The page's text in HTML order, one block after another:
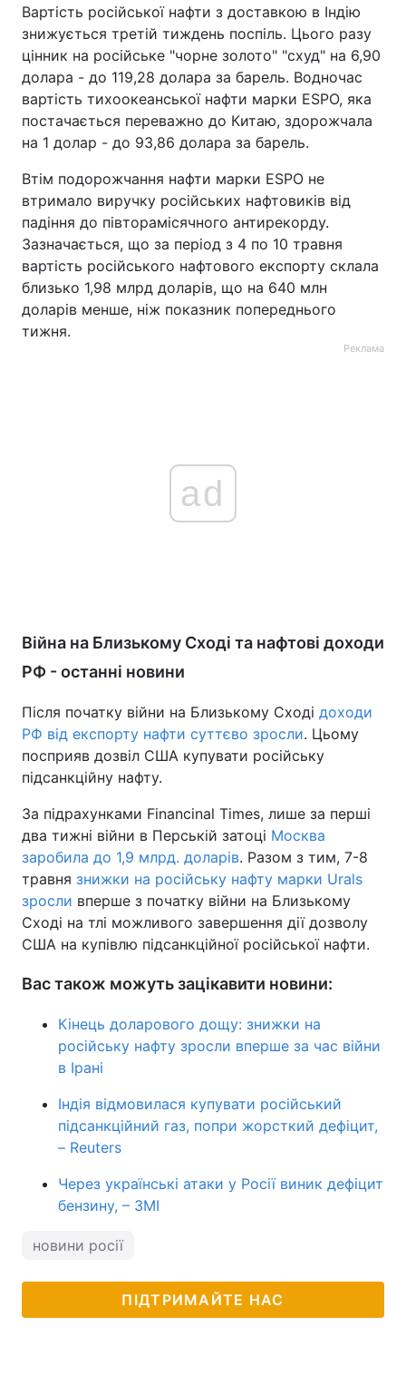
Вартість російської нафти з доставкою в Індію
знижується третій тиждень поспіль. Цього разу
цінник на російське "чорне золото" "схуд" на 6,90
долара - до 119,28 долара за барель. Водночас
вартість тихоокеанської нафти марки ESPO, яка
постачається переважно до Китаю, здорожчала
на 1 долар - до 93,86 долара за барель.
Втім подорожчання нафти марки ESPO не
втримало виручку російських нафтовиків від
падіння до півторамісячного антирекорду.
Зазначається, що за період з 4 по 10 травня
вартість російського нафтового експорту склала
близько 1,98 млрд доларів, що на 640 млн
доларів менше, ніж показник попереднього
тижня.
Реклама
ad
Війна на Близькому Сході та нафтові доходи
РФ - останні новини
Після початку війни на Близькому Сході доходи
РФ від експорту нафти суттєво зросли. Цьому
посприяв дозвіл США купувати російську
підсанкційну нафту.
За підрахунками Financinal Times, лише за перші
два тижні війни в Перській затоці Москва
заробила до 1,9 млрд. доларів. Разом з тим, 7-8
травня знижки на російську нафту марки Urals
зросли вперше з початку війни на Близькому
Сході на тлі можливого завершення дії дозволу
США на купівлю підсанкційної російської нафти.
Вас також можуть зацікавити новини:
Кінець доларового дощу: знижки на
російську нафту зросли вперше за час війни
в Ірані
Індія відмовилася купувати російський
підсанкційний газ, попри жорсткий дефіцит,
– Reuters
Через українські атаки у Росії виник дефіцит
бензину, – ЗМІ
новини росії
ПІДТРИМАЙТЕ НАС